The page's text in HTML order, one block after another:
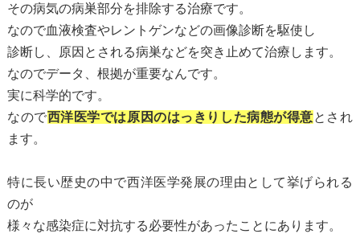
その病気の病巣部分を排除する治療です。
なので血液検査やレントゲンなどの画像診断を駆使し
診断し、原因とされる病巣などを突き止めて治療します。
なのでデータ、根拠が重要なんです。
実に科学的です。
なので西洋医学では原因のはっきりした病態が得意とされ
ます。
特に長い歴史の中で西洋医学発展の理由として挙げられる
のが
様々な感染症に対抗する必要性があったことにあります。